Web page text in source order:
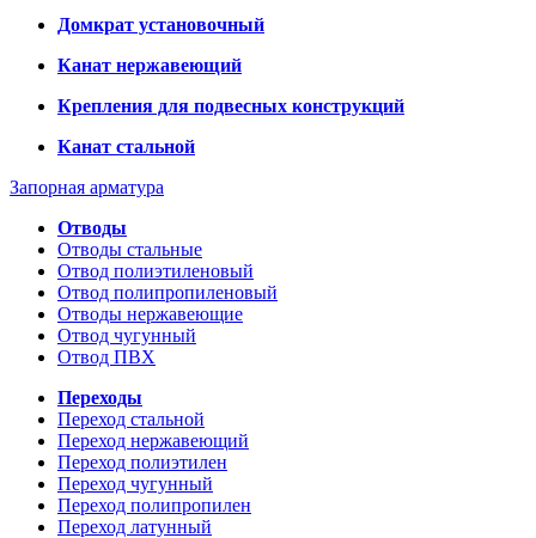
Домкрат установочный
Канат нержавеющий
Крепления для подвесных конструкций
Канат стальной
Запорная арматура
Отводы
Отводы стальные
Отвод полиэтиленовый
Отвод полипропиленовый
Отводы нержавеющие
Отвод чугунный
Отвод ПВХ
Переходы
Переход стальной
Переход нержавеющий
Переход полиэтилен
Переход чугунный
Переход полипропилен
Переход латунный